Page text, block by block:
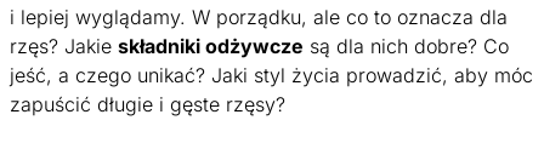
i lepiej wyglądamy. W porządku, ale co to oznacza dla
rzęs? Jakie składniki odżywcze są dla nich dobre? Co
jeść, a czego unikać? Jaki styl życia prowadzić, aby móc
zapuścić długie i gęste rzęsy?